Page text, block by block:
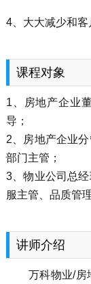
4、大大减少和客
课程对象
1、房地产企业
导；
2、房地产企业
部门主管；
3、物业公司总
服主管、品质管
讲师介绍
万科物业/房地